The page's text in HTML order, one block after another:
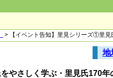
> 【イベント告知】里見シリーズ①里見
地
やさしく学ぶ・里見氏170年